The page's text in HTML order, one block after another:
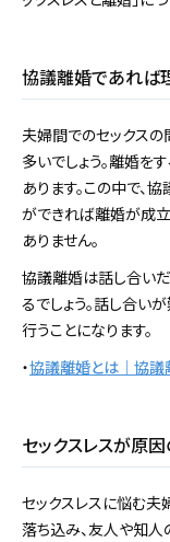
協議離婚であれば
夫婦間でのセックス
多いでしょう。離婚を
あります。この中で、
ができれば離婚が成
ありません。
協議離婚は話し合い
るでしょう。話し合
行うことになります。
・協議離婚とは｜協議
セックスレスが原
セックスレスに悩む夫
落ち込み、友人や知人